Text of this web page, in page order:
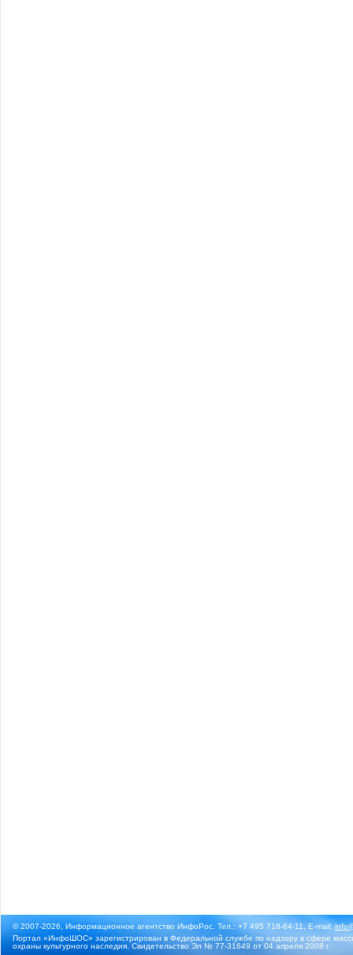
© 2007-2026, Информационное агентство ИнфоРос. Тел.: +7 495 718-84-11, E-mail:
Портал «ИнфоШОС» зарегистрирован в Федеральной службе по надзору в сфере
охраны культурного наследия. Свидетельство Эл № 77-31649 от 04 апреля 2008 г.